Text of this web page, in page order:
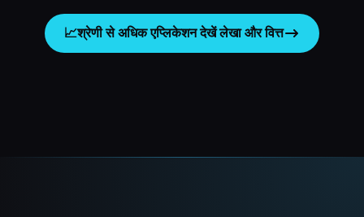
📈श्रेणी से अधिक एप्लिकेशन देखेंलेखा और वित्त